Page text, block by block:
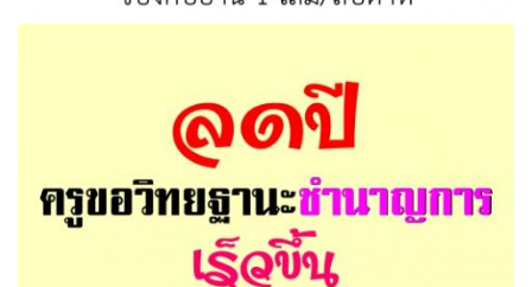
ฟื้นเขียนไทย!! แนะฟื้น "คัด-เขียนไทย" แก้เด็กใช้ภาษาผิดเหตุ
คุยผ่านโซเชียลเยอะ จี้บังคับอ่าน 1 เล่ม/สัปดาห์